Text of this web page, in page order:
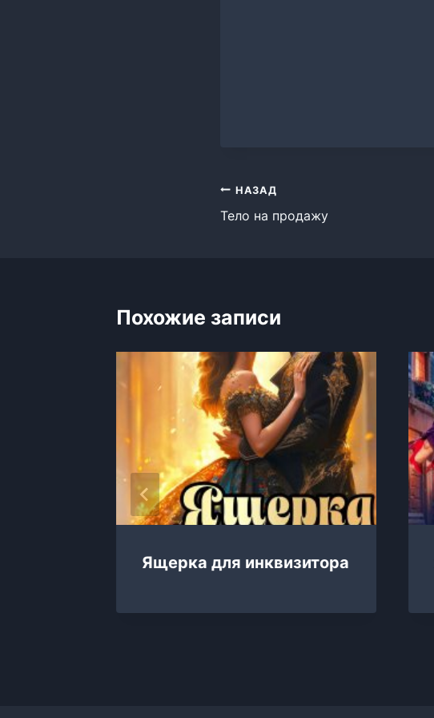
Навигация
по
НАЗАД
Тело на продажу
Похожие записи
Ящерка для инквизитора